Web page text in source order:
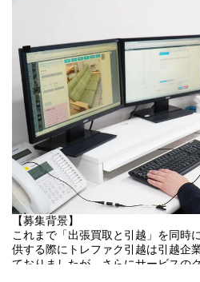
事業メンバーは店舗経験者や間接部
広い視点を持ち個性豊かなメンバー
の強みとなっています。
【採用担当コメント】
新規事業のため多くの挑戦や失敗が
エラーで自分自身も会社も成長を続
一人一人のスキルと特性を活かしな
業全体で強固な体制を構築していき
に向け動いていきます。
お客様・スタッフ関わるすべての人
となりますので、仲間と共に会社の
きましょう。
【仕事の魅力・やりがい】
・出張買取事業は2023年3月に一部
上場で安定した中での社内ベンチャ
ます。
16：30 帰社/埼玉県戸田市事業所
18：30 退勤
【募集背景】
これまで「出張買取と引越」を同時
供する際にトレファク引越は引越企
ておりましたが、さらにサービスの